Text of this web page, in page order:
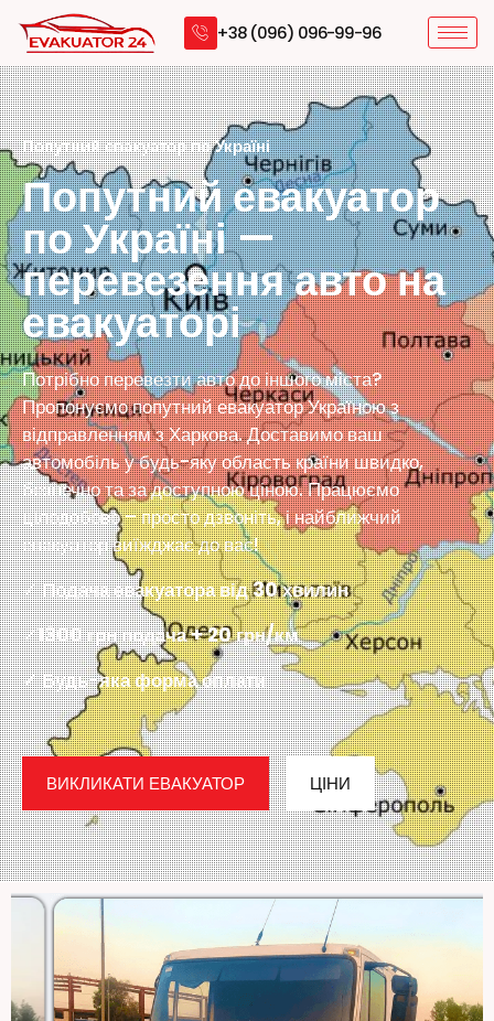
+38 (096) 096-99-96
Попутний евакуатор по Україні
Попутний евакуатор
по Україні —
перевезення авто на
евакуаторі
Потрібно перевезти авто до іншого міста?
Пропонуємо попутний евакуатор Україною з
відправленням з Харкова. Доставимо ваш
автомобіль у будь-яку область країни швидко,
безпечно та за доступною ціною. Працюємо
цілодобово – просто дзвоніть, і найближчий
евакуатор виїжджає до вас!
✓Подача евакуатора від 30 хвилин
✓1300 грн подача + 20 грн/км
✓ Будь-яка форма оплати
ВИКЛИКАТИ ЕВАКУАТОР ЦІНИ